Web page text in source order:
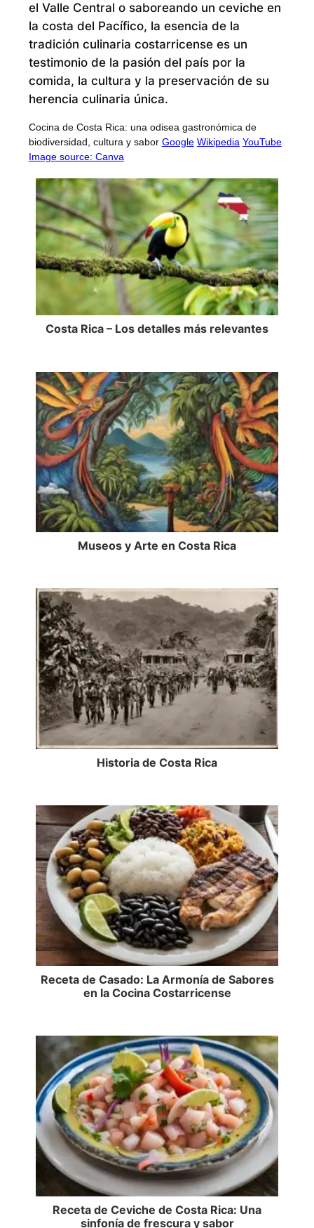
el Valle Central o saboreando un ceviche en
la costa del Pacífico, la esencia de la
tradición culinaria costarricense es un
testimonio de la pasión del país por la
comida, la cultura y la preservación de su
herencia culinaria única.
Cocina de Costa Rica: una odisea gastronómica de
biodiversidad, cultura y sabor Google Wikipedia YouTube
Image source: Canva
Costa Rica – Los detalles más relevantes
Museos y Arte en Costa Rica
Historia de Costa Rica
Receta de Casado: La Armonía de Sabores
en la Cocina Costarricense
Receta de Ceviche de Costa Rica: Una
sinfonía de frescura y sabor